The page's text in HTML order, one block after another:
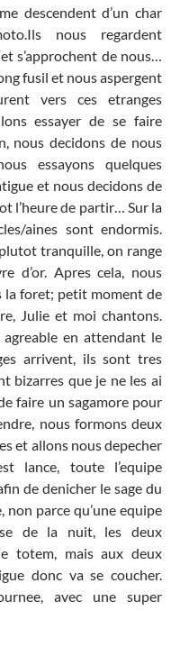
descendent d’un char
nous regardent
s’approchent de nous…
fusil et nous aspergent
vers ces etranges
essayer de se faire
nous decidons de nous
essayons quelques
et nous decidons de
l’heure de partir… Sur la
aines sont endormis.
tranquille, on range
d’or. Apres cela, nous
la foret; petit moment de
Julie et moi chantons.
en attendant le
arrivent, ils sont tres
bizarres que je ne les ai
faire un sagamore pour
nous formons deux
et allons nous depecher
lance, toute l’equipe
de denicher le sage du
non parce qu’une equipe
de la nuit, les deux
totem, mais aux deux
donc va se coucher.
avec une super